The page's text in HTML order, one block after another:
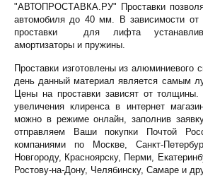
"АВТОПРОСТАВКА.РУ" Проставки
автомобиля до 40 мм. В зависимости
проставки для лифта
амортизаторы и пружины.
Проставки изготовлены из алюминиевого
день данный материал является самым
Цены на проставки зависят от
увеличения клиренса в интернет
можно в режиме онлайн, заполнив
отправляем Ваши покупки Почтой
компаниями по Москве, Санкт-
Новгороду, Красноярску, Перми,
Ростову-на-Дону, Челябинску, Самаре и